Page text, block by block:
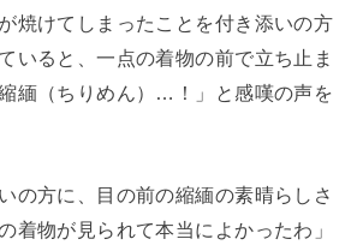
焼けてしまったことを付き添いの方
いると、一点の着物の前で立ち止ま
緬（ちりめん）…！」と感嘆の声を
の方に、目の前の縮緬の素晴らしさ
着物が見られて本当によかったわ」